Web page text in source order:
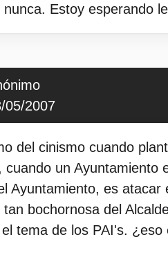
Estoy esperando
05/2007
del cinismo cuando
cuando un Ayuntamiento
Ayuntamiento, es
tan bochornosa del
tema de los PAI's. ¿eso